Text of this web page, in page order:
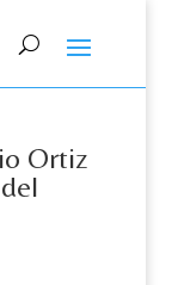
Ortiz